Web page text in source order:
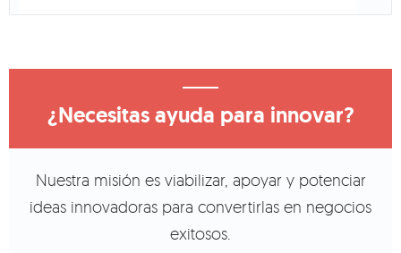
¿Necesitas ayuda para innovar?
Nuestra misión es viabilizar, apoyar y potenciar
ideas innovadoras para convertirlas en negocios
exitosos.